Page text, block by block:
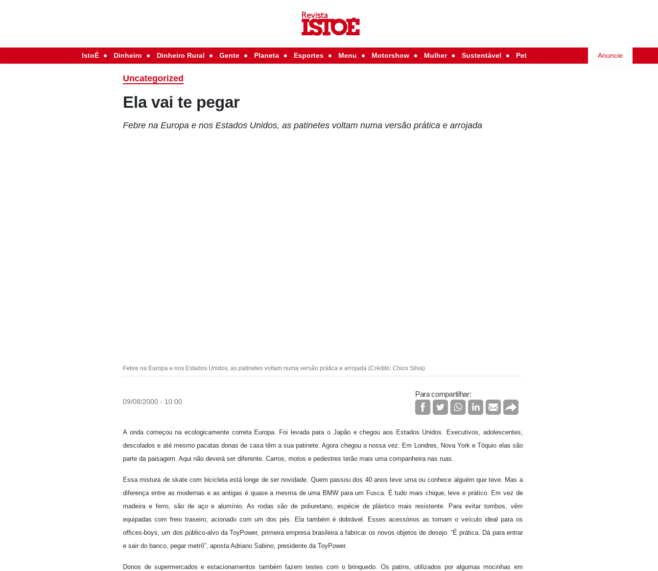
IstoÉ Dinheiro Dinheiro Rural Gente Planeta Esportes Menu Motorshow Mulher Sustentável Pet Anuncie
Uncategorized
Ela vai te pegar
Febre na Europa e nos Estados Unidos, as patinetes voltam numa versão prática e arrojada
Febre na Europa e nos Estados Unidos, as patinetes voltam numa versão prática e arrojada (Crédito: Chico Silva)
09/08/2000 - 10:00
Para compartilhar:
A onda começou na ecologicamente correta Europa. Foi levada para o Japão e chegou aos Estados Unidos. Executivos, adolescentes,
descolados e até mesmo pacatas donas de casa têm a sua patinete. Agora chegou a nossa vez. Em Londres, Nova York e Tóquio elas são
parte da paisagem. Aqui não deverá ser diferente. Carros, motos e pedestres terão mais uma companheira nas ruas.
Essa mistura de skate com bicicleta está longe de ser novidade. Quem passou dos 40 anos teve uma ou conhece alguém que teve. Mas a
diferença entre as modernas e as antigas é quase a mesma de uma BMW para um Fusca. É tudo mais chique, leve e prático. Em vez de
madeira e ferro, são de aço e alumínio. As rodas são de poliuretano, espécie de plástico mais resistente. Para evitar tombos, vêm
equipadas com freio traseiro, acionado com um dos pés. Ela também é dobrável. Esses acessórios as tornam o veículo ideal para os
offices-boys, um dos público-alvo da ToyPower, primeira empresa brasileira a fabricar os novos objetos de desejo. “É prática. Dá para entrar
e sair do banco, pegar metrô”, aposta Adriano Sabino, presidente da ToyPower.
Donos de supermercados e estacionamentos também fazem testes com o brinquedo. Os patins, utilizados por algumas mocinhas em